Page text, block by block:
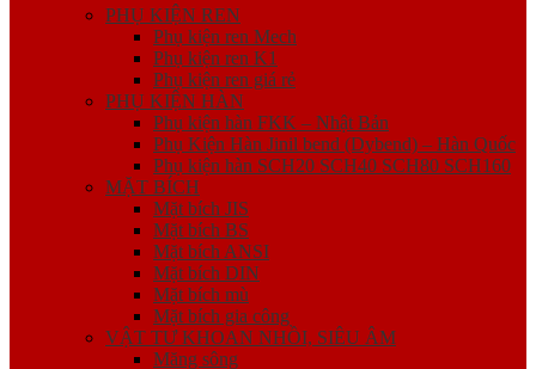
PHỤ KIỆN REN
Phụ kiện ren Mech
Phụ kiện ren K1
Phụ kiện ren giá rẻ
PHỤ KIỆN HÀN
Phụ kiện hàn FKK – Nhật Bản
Phụ Kiện Hàn Jinil bend (Dybend) – Hàn Quốc
Phụ kiện hàn SCH20 SCH40 SCH80 SCH160
MẶT BÍCH
Mặt bích JIS
Mặt bích BS
Mặt bích ANSI
Mặt bích DIN
Mặt bích mù
Mặt bích gia công
VẬT TƯ KHOAN NHỒI, SIÊU ÂM
Măng sông